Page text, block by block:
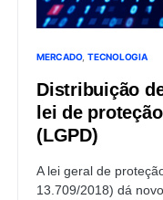
MERCADO TECNOLOGIA
Distribuição
lei de
(LGPD)
A lei geral de
13.709/2018) dá